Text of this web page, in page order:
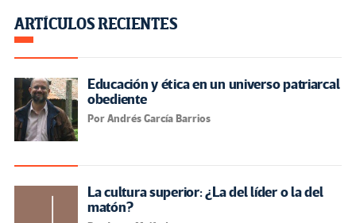
ARTÍCULOS RECIENTES
Educación y ética en un universo patriarcal
obediente
Por Andrés García Barrios
La cultura superior: ¿La del líder o la del
matón?